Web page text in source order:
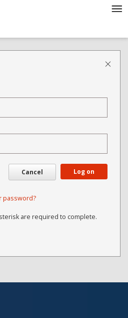
Cancel Log on
password?
are required to complete.